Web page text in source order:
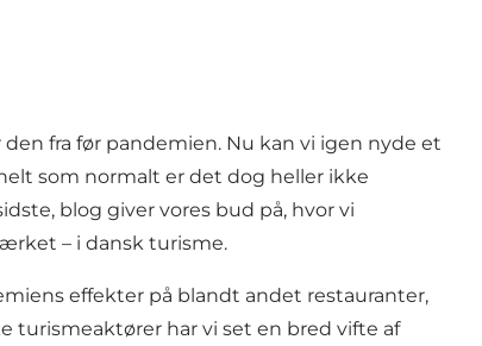
fra før pandemien. Nu kan vi igen nyde et
som normalt er det dog heller ikke
blog giver vores bud på, hvor vi
– i dansk turisme.
effekter på blandt andet restauranter,
turismeaktører har vi set en bred vifte af